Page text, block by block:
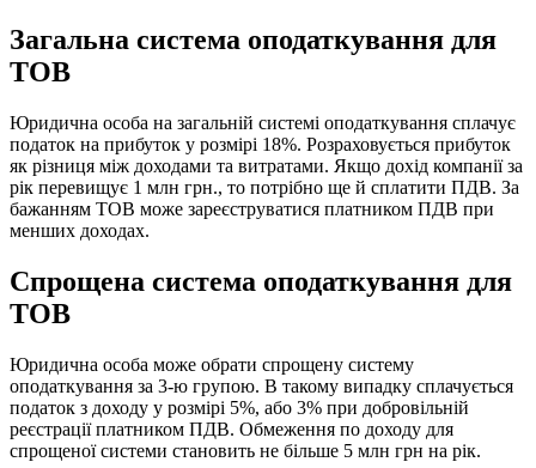
Загальна система оподаткування для
ТОВ
Юридична особа на загальній системі оподаткування сплачує
податок на прибуток у розмірі 18%. Розраховується прибуток
як різниця між доходами та витратами. Якщо дохід компанії за
рік перевищує 1 млн грн., то потрібно ще й сплатити ПДВ. За
бажанням ТОВ може зареєструватися платником ПДВ при
менших доходах.
Спрощена система оподаткування для
ТОВ
Юридична особа може обрати спрощену систему
оподаткування за 3-ю групою. В такому випадку сплачується
податок з доходу у розмірі 5%, або 3% при добровільній
реєстрації платником ПДВ. Обмеження по доходу для
спрощеної системи становить не більше 5 млн грн на рік.